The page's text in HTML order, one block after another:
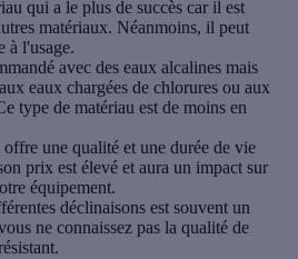
qui a le plus de succès car il est
matériaux. Néanmoins, il peut
à l'usage.
avec des eaux alcalines mais
eaux chargées de chlorures ou aux
type de matériau est de moins en
une qualité et une durée de vie
prix est élevé et aura un impact sur
équipement.
déclinaisons est souvent un
ne connaissez pas la qualité de